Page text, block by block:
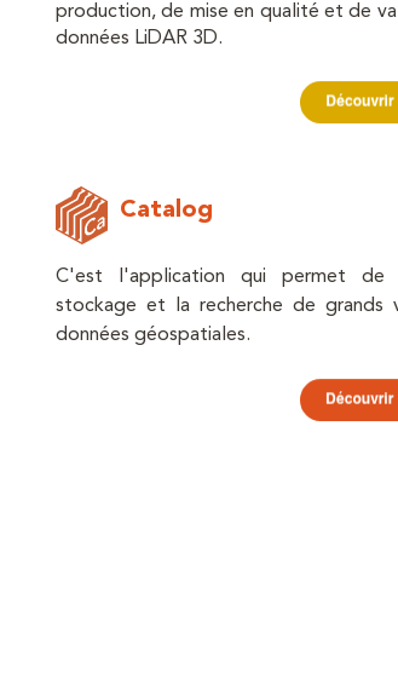
production, de mise en qualité et de
données LiDAR 3D.
Catalog
C'est l'application qui permet de
stockage et la recherche de grands
données géospatiales.